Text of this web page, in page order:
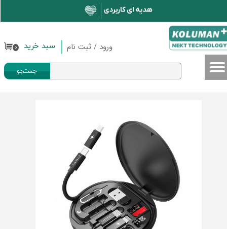
ورود / ثبت نام
حساب کاربری من
تغییر گذر واژه
سفارشات
جستجو
۰ سبد خرید